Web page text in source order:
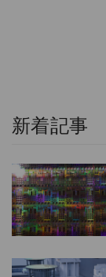
新着記事